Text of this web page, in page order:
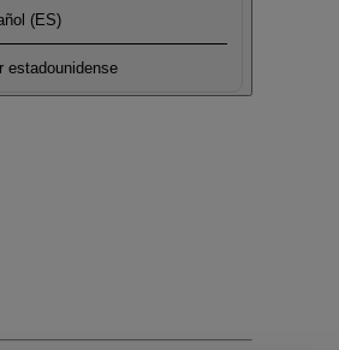
(ES)
estadounidense